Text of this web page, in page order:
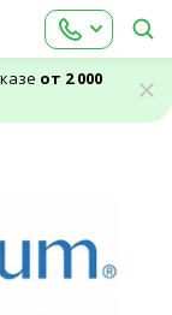
от 2 000